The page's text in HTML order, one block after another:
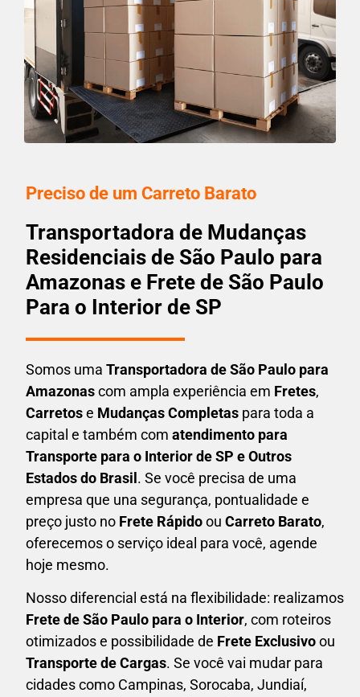
Preciso de um Carreto Barato
Transportadora de Mudanças
Residenciais de São Paulo para
Amazonas e Frete de São Paulo
Para o Interior de SP
Somos uma Transportadora de São Paulo para
Amazonascom ampla experiência em Fretes,
Carretose Mudanças Completas para toda a
capital e também com atendimento para
Transporte para o Interior de SP e Outros
Estados do Brasil . Se você precisa de uma
empresa que una segurança, pontualidade e
preço justo no Frete Rápidoou Carreto Barato,
oferecemos o serviço ideal para você, agende
hoje mesmo.
Nosso diferencial está na flexibilidade: realizamos
Frete de São Paulo para o Interior, com roteiros
otimizados e possibilidade de Frete Exclusivoou
Transporte de Cargas. Se você vai mudar para
cidades como Campinas, Sorocaba, Jundiaí,